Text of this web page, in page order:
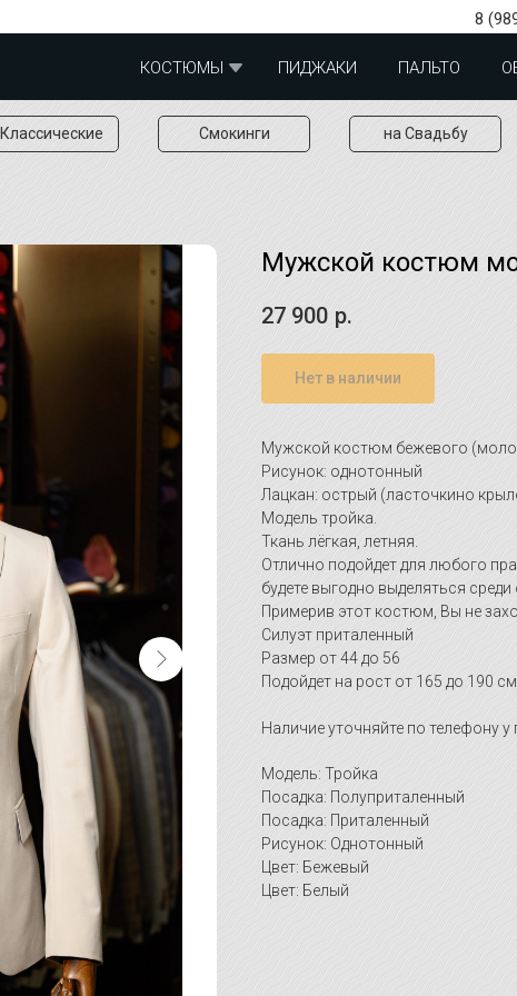
ПИДЖАКИ
8
ПАЛЬТО
КОСТЮМЫ
на Свадьбу
Классические Смокинги
Мужской костюм
27 900 р.
Нет в наличии
Мужской костюм бежевого
Рисунок: однотонный
Лацкан: острый (ласточкино
Модель тройка.
Ткань лёгкая, летняя.
Отлично подойдет для любого
будете выгодно выделяться
Примерив этот костюм, Вы не
Силуэт приталенный
Размер от 44 до 56
Подойдет на рост от 165 до 190 см
Наличие уточняйте по телефону
Модель: Тройка
Посадка: Полуприталенный
Посадка: Приталенный
Рисунок: Однотонный
Цвет: Бежевый
Цвет: Белый